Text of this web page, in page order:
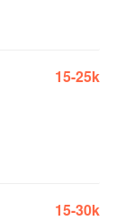
15-25k
15-30k